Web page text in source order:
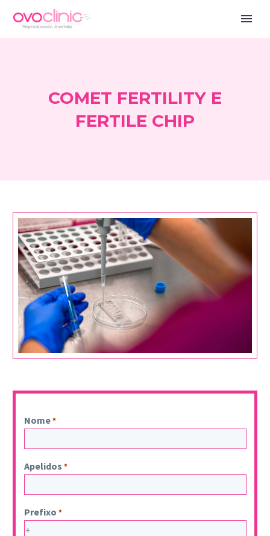
COMET FERTILITY E
FERTILE CHIP
Nome*
Apelidos *
Prefixo *